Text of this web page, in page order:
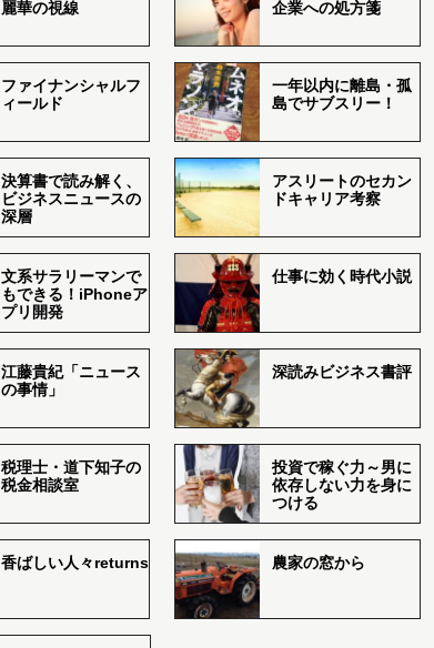
麗華の視線
企業への処方箋
ファイナンシャルフ
ィールド
一年以内に離島・孤
島でサブスリー！
決算書で読み解く、
ビジネスニュースの
深層
アスリートのセカン
ドキャリア考察
文系サラリーマンで
もできる！iPhoneア
プリ開発
仕事に効く時代小説
江藤貴紀「ニュース
の事情」
深読みビジネス書評
税理士・道下知子の
税金相談室
投資で稼ぐ力～男に
依存しない力を身に
つける
香ばしい人々returns 農家の窓から